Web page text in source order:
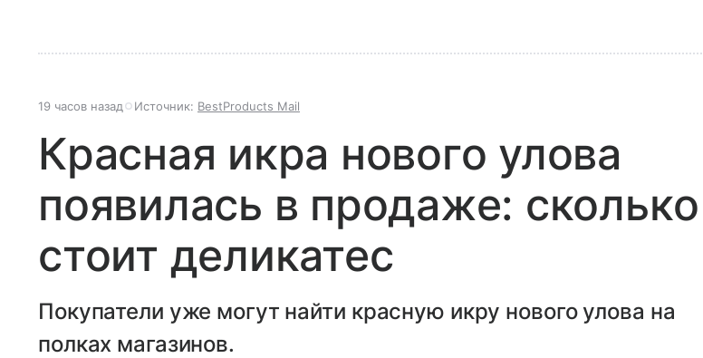
19 часов назад Источник: BestProducts Mail
Красная икра нового улова
появилась в продаже: сколько
стоит деликатес
Покупатели уже могут найти красную икру нового улова на
полках магазинов.